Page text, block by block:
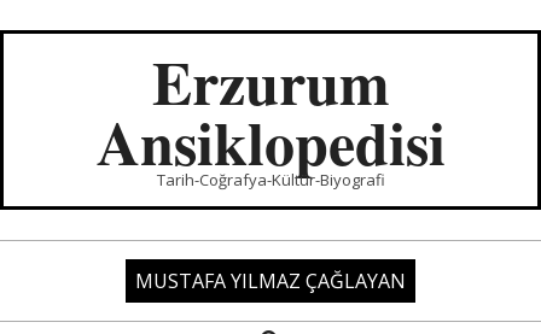
Erzurum
Ansiklopedisi
Tarih-Coğrafya-Kültür-Biyografi
MUSTAFA YILMAZ ÇAĞLAYAN
Search